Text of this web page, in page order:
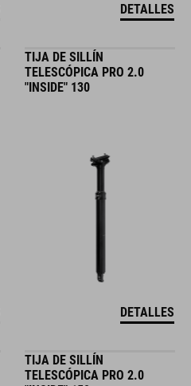
DETALLES
TIJA DE SILLÍN
TELESCÓPICA PRO 2.0
"INSIDE" 130
DETALLES
TIJA DE SILLÍN
TELESCÓPICA PRO 2.0